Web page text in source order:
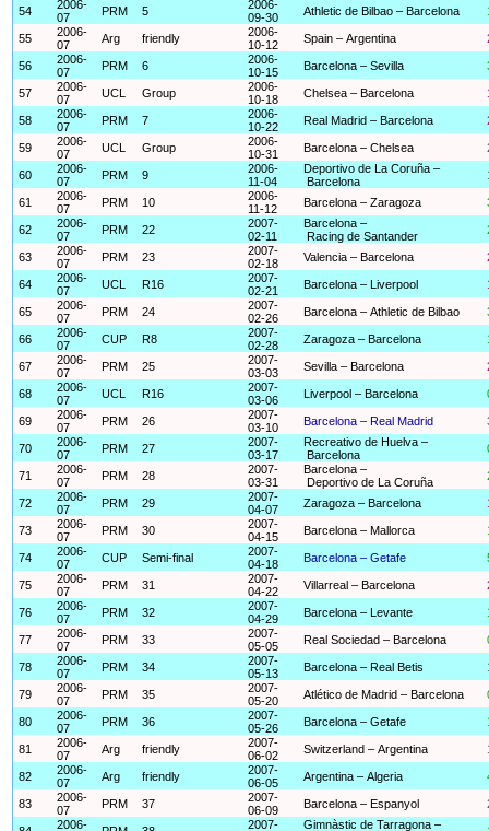
54
2006-
07
PRM 5
2006-
09-30
Athletic de Bilbao – Barcelona
55
2006-
07
Arg friendly
2006-
10-12
Spain – Argentina
56
2006-
07
PRM 6
2006-
10-15
Barcelona – Sevilla
57
2006-
07
UCL Group
2006-
10-18
Chelsea – Barcelona
58
2006-
07
PRM 7
2006-
10-22
Real Madrid – Barcelona
59
2006-
07
UCL Group
2006-
10-31
Barcelona – Chelsea
60
2006-
07
PRM 9
2006-
11-04
Deportivo de La Coruña –
Barcelona
61
2006-
07
PRM 10
2006-
11-12
Barcelona – Zaragoza
62
2006-
07
PRM 22
2007-
02-11
Barcelona –
Racing de Santander
63
2006-
07
PRM 23
2007-
02-18
Valencia – Barcelona
64
2006-
07
UCL R16
2007-
02-21
Barcelona – Liverpool
65
2006-
07
PRM 24
2007-
02-26
Barcelona – Athletic de Bilbao
66
2006-
07
CUP R8
2007-
02-28
Zaragoza – Barcelona
67
2006-
07
PRM 25
2007-
03-03
Sevilla – Barcelona
68
2006-
07
UCL R16
2007-
03-06
Liverpool – Barcelona
69
2006-
07
PRM 26
2007-
03-10
Barcelona – Real Madrid
70
2006-
07
PRM 27
2007-
03-17
Recreativo de Huelva –
Barcelona
71
2006-
07
PRM 28
2007-
03-31
Barcelona –
Deportivo de La Coruña
72
2006-
07
PRM 29
2007-
04-07
Zaragoza – Barcelona
73
2006-
07
PRM 30
2007-
04-15
Barcelona – Mallorca
74
2006-
07
CUP Semi-final
2007-
04-18
Barcelona – Getafe
75
2006-
07
PRM 31
2007-
04-22
Villarreal – Barcelona
76
2006-
07
PRM 32
2007-
04-29
Barcelona – Levante
77
2006-
07
PRM 33
2007-
05-05
Real Sociedad – Barcelona
78
2006-
07
PRM 34
2007-
05-13
Barcelona – Real Betis
79
2006-
07
PRM 35
2007-
05-20
Atlético de Madrid – Barcelona
80
2006-
07
PRM 36
2007-
05-26
Barcelona – Getafe
81
2006-
07
Arg friendly
2007-
06-02
Switzerland – Argentina
82
2006-
07
Arg friendly
2007-
06-05
Argentina – Algeria
83
2006-
07
PRM 37
2007-
06-09
Barcelona – Espanyol
2006-
2007-
Gimnàstic de Tarragona –